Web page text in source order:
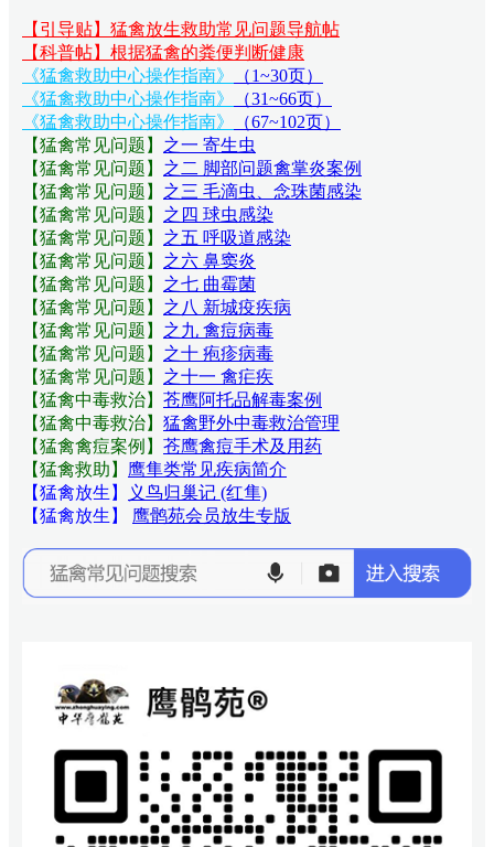
【引导贴】猛禽放生救助常见问题导航帖
【科普帖】根据猛禽的粪便判断健康
《猛禽救助中心操作指南》
（1~30页）
《猛禽救助中心操作指南》
（31~66页）
《猛禽救助中心操作指南》
（67~102页）
【猛禽常见问题 】 之一 寄生虫
【猛禽常见问题 】 之二 脚部问题禽掌炎案例
【猛禽常见问题 】 之三 毛滴虫、念珠菌感染
【猛禽常见问题 】 之四 球虫感染
【猛禽常见问题 】 之五 呼吸道感染
【猛禽常见问题 】 之六 鼻窦炎
【猛禽常见问题 】 之七 曲霉菌
【猛禽常见问题 】 之八 新城疫疾病
【猛禽常见问题 】 之九 禽痘病毒
【猛禽常见问题 】 之十 疱疹病毒
【猛禽常见问题 】 之十一 禽疟疾
【猛禽中毒救治】 苍鹰阿托品解毒案例
【猛禽中毒救治】 猛禽野外中毒救治管理
【猛禽禽痘案例】 苍鹰禽痘手术及用药
【猛禽救助】 鹰隼类常见疾病简介
【猛禽放生】
义鸟归巢记 (红隼)
【猛禽放生】
鹰鹘苑会员放生专版